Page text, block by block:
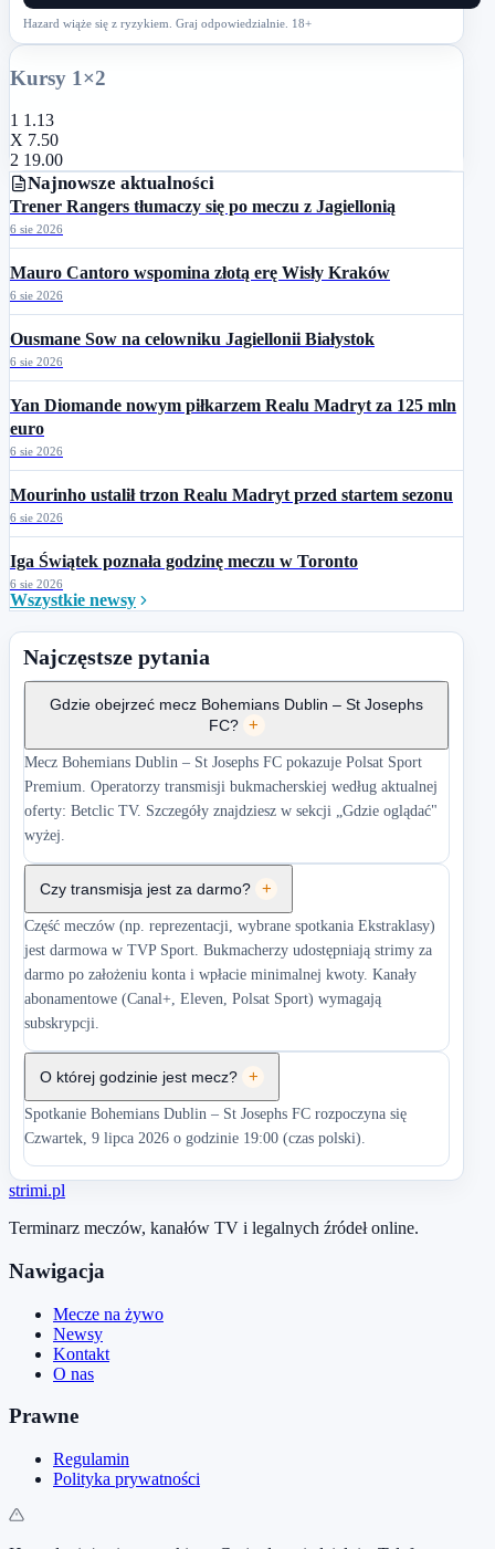
Hazard wiąże się z ryzykiem. Graj odpowiedzialnie. 18+
Kursy 1×2
1 1.13
X 7.50
2 19.00
Najnowsze aktualności
Trener Rangers tłumaczy się po meczu z Jagiellonią
6 sie 2026
Mauro Cantoro wspomina złotą erę Wisły Kraków
6 sie 2026
Ousmane Sow na celowniku Jagiellonii Białystok
6 sie 2026
Yan Diomande nowym piłkarzem Realu Madryt za 125 mln
euro
6 sie 2026
Mourinho ustalił trzon Realu Madryt przed startem sezonu
6 sie 2026
Iga Świątek poznała godzinę meczu w Toronto
6 sie 2026
Wszystkie newsy
Najczęstsze pytania
Gdzie obejrzeć mecz Bohemians Dublin – St Josephs
FC? +
Mecz Bohemians Dublin – St Josephs FC pokazuje Polsat Sport
Premium. Operatorzy transmisji bukmacherskiej według aktualnej
oferty: Betclic TV. Szczegóły znajdziesz w sekcji „Gdzie oglądać"
wyżej.
Czy transmisja jest za darmo? +
Część meczów (np. reprezentacji, wybrane spotkania Ekstraklasy)
jest darmowa w TVP Sport. Bukmacherzy udostępniają strimy za
darmo po założeniu konta i wpłacie minimalnej kwoty. Kanały
abonamentowe (Canal+, Eleven, Polsat Sport) wymagają
subskrypcji.
O której godzinie jest mecz? +
Spotkanie Bohemians Dublin – St Josephs FC rozpoczyna się
Czwartek, 9 lipca 2026 o godzinie 19:00 (czas polski).
strimi.pl
Terminarz meczów, kanałów TV i legalnych źródeł online.
Nawigacja
Mecze na żywo
Newsy
Kontakt
O nas
Prawne
Regulamin
Polityka prywatności